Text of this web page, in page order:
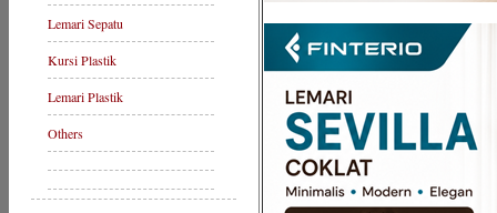
Lemari Sepatu
Kursi Plastik
Lemari Plastik
Others